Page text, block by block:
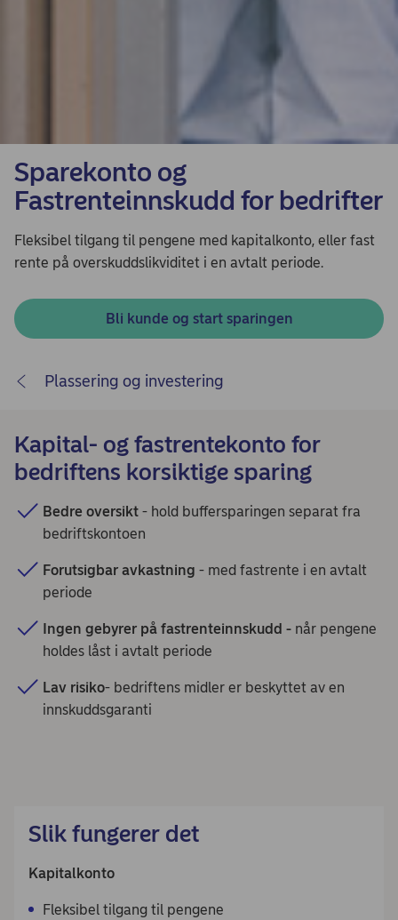
Sparekonto og
Fastrenteinnskudd for bedrifter
Fleksibel tilgang til pengene med kapitalkonto, eller fast
rente på overskuddslikviditet i en avtalt periode.
Bli kunde og start sparingen
Plassering og investering
Kapital- og fastrentekonto for
bedriftens korsiktige sparing
Bedre oversikt - hold buffersparingen separat fra
bedriftskontoen
Forutsigbar avkastning - med fastrente i en avtalt
periode
Ingen gebyrer på fastrenteinnskudd - når pengene
holdes låst i avtalt periode
Lav risiko- bedriftens midler er beskyttet av en
innskuddsgaranti
Slik fungerer det
Kapitalkonto
Fleksibel tilgang til pengene